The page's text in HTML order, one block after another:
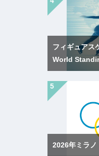
フィギュアス
World
2026年ミラノ